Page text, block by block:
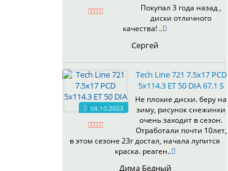
Покупал 3 года назад ,
диски отличного
качества! ..
Сергей
04.10.2023
Tech Line 721 7.5x17 PCD
5x114.3 ET 50 DIA 67.1 S
Не плохие диски. беру на
зиму, рисунок снежинки
очень заходит в сезон.
Отработали почти 10лет,
в этом сезоне 23г достал, начала лупится
краска. реаген..
Дима Бедный